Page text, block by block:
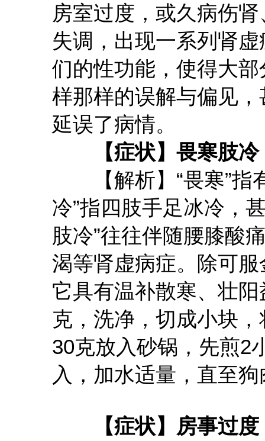
房室过度，或久病伤
失调，出现一系列肾
们的性功能，使得大部
样那样的误解与偏见
延误了病情。
【症状】畏寒肢冷
【解析】“畏寒”指
冷”指四肢手足冰冷，
肢冷”往往伴随腰膝酸
渴等肾虚病症。除可
它具有温补散寒、壮
克，洗净，切成小块
30克放入砂锅，先煎2
入，加水适量，直至
【症状】房事过度